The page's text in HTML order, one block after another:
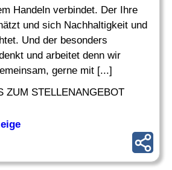
Handeln verbindet. Der Ihre
und sich Nachhaltigkeit und
Und der besonders
und arbeitet denn wir
gerne mit [...]
ZUM STELLENANGEBOT